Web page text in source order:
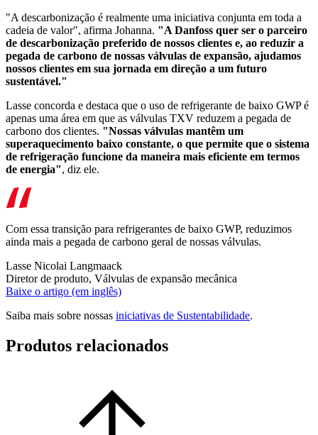
"A descarbonização é realmente uma iniciativa conjunta em toda a
cadeia de valor", afirma Johanna. "A Danfoss quer ser o parceiro
de descarbonização preferido de nossos clientes e, ao reduzir a
pegada de carbono de nossas válvulas de expansão, ajudamos
nossos clientes em sua jornada em direção a um futuro
sustentável."
Lasse concorda e destaca que o uso de refrigerante de baixo GWP é
apenas uma área em que as válvulas TXV reduzem a pegada de
carbono dos clientes. "Nossas válvulas mantêm um
superaquecimento baixo constante, o que permite que o sistema
de refrigeração funcione da maneira mais eficiente em termos
de energia", diz ele.
Com essa transição para refrigerantes de baixo GWP, reduzimos
ainda mais a pegada de carbono geral de nossas válvulas.
Lasse Nicolai Langmaack
Diretor de produto, Válvulas de expansão mecânica
Baixe o artigo (em inglês)
Saiba mais sobre nossas iniciativas de Sustentabilidade.
Produtos relacionados